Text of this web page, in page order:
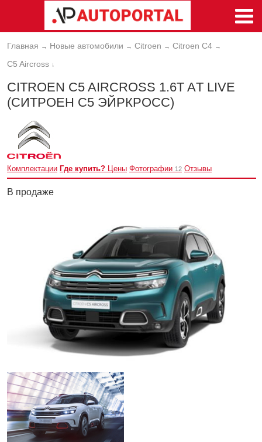
Главная → Новые автомобили → Citroen → Citroen C4 →
C5 Aircross ↓
CITROEN C5 AIRCROSS 1.6T AТ LIVE
(СИТРОЕН С5 ЭЙРКРОСС)
Комплектации Где купить? Цены Фотографии 12 Отзывы
В продаже